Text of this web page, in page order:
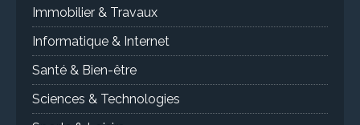
Immobilier & Travaux
Informatique & Internet
Santé & Bien-être
Sciences & Technologies